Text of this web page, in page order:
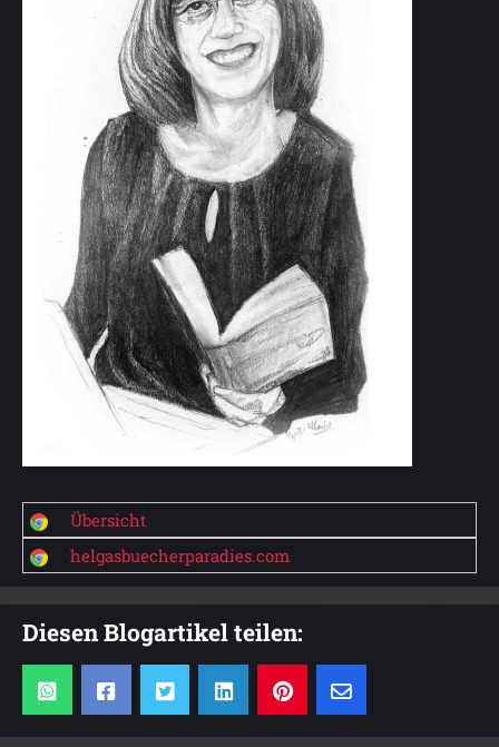
Übersicht
helgasbuecherparadies.com
Diesen Blogartikel teilen: